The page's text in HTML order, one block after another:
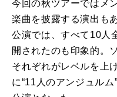
今回の秋ツアーではメ
楽曲を披露する演出も
公演では、すべて10人
開されたのも印象的。
それぞれがレベルを上
に“11人のアンジュル